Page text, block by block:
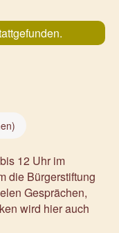
12 Uhr im
die Bürgerstiftung
Gesprächen,
wird hier auch